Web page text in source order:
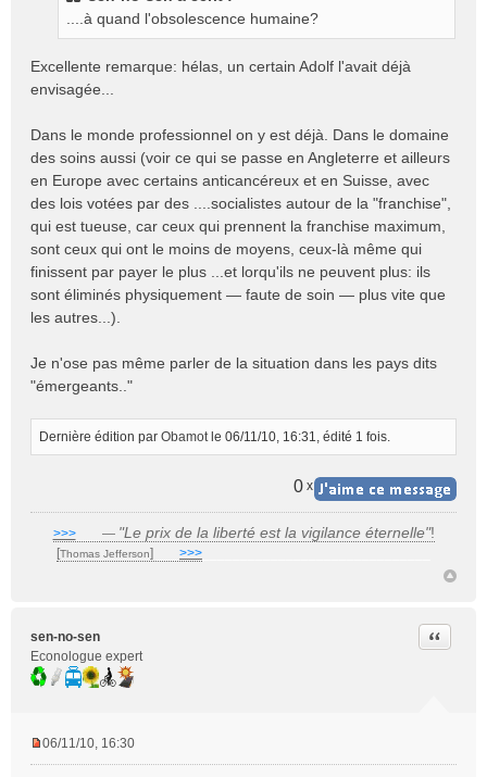
o
l
u
....à quand l'obsolescence humaine?
Excellente remarque: hélas, un certain Adolf l'avait déjà
envisagée...
Dans le monde professionnel on y est déjà. Dans le domaine
des soins aussi (voir ce qui se passe en Angleterre et ailleurs
en Europe avec certains anticancéreux et en Suisse, avec
des lois votées par des ....socialistes autour de la "franchise",
qui est tueuse, car ceux qui prennent la franchise maximum,
sont ceux qui ont le moins de moyens, ceux-là même qui
finissent par payer le plus ...et lorqu'ils ne peuvent plus: ils
sont éliminés physiquement — faute de soin — plus vite que
les autres...).
Je n'ose pas même parler de la situation dans les pays dits
"émergeants.."
Dernière édition par Obamotle 06/11/10, 16:31, édité 1 fois.
0 x
>>>___ — "Le prix de la liberté est la vigilance éternelle"!
[Thomas Jefferson] >>>
sen-no-sen
Econologue expert
Citer
06/11/10, 16:30